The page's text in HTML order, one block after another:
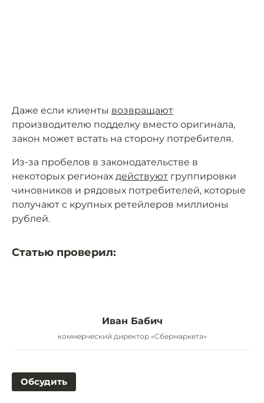
Даже если клиенты возвращают
производителю подделку вместо оригинала,
закон может встать на сторону потребителя.
Из-за пробелов в законодательстве в
некоторых регионах действуют группировки
чиновников и рядовых потребителей, которые
получают с крупных ретейлеров миллионы
рублей.
Статью проверил:
Иван Бабич
коммерческий директор «Сбермаркета»
Обсудить